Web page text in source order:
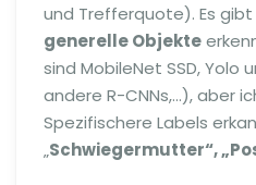
und Trefferquote). Es
generelle Objekte
sind MobileNet SSD, Yolo
andere R-CNNs,…), aber
Spezifischere Labels
„Schwiegermutter“,